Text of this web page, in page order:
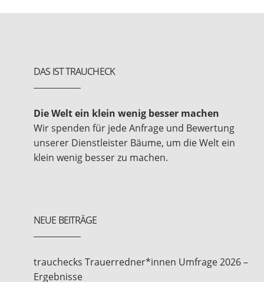
DAS IST TRAUCHECK
Die Welt ein klein wenig besser machen
Wir spenden für jede Anfrage und Bewertung
unserer Dienstleister Bäume, um die Welt ein
klein wenig besser zu machen.
NEUE BEITRÄGE
trauchecks Trauerredner*innen Umfrage 2026 –
Ergebnisse